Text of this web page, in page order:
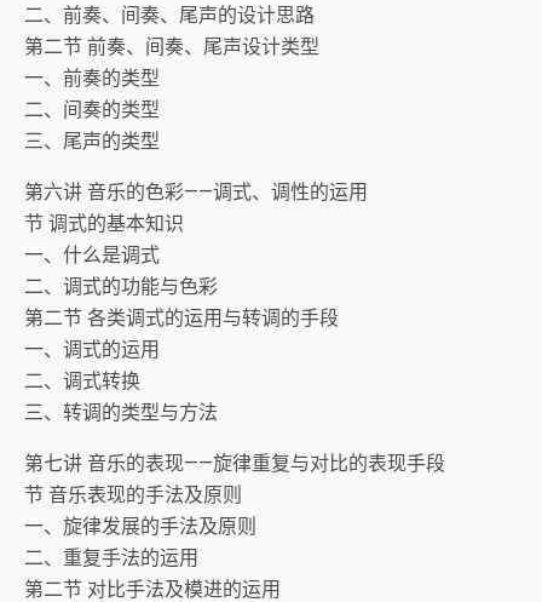
二、前奏、间奏、尾声的设计思路
第二节 前奏、间奏、尾声设计类型
一、前奏的类型
二、间奏的类型
三、尾声的类型
第六讲 音乐的色彩——调式、调性的运用
节 调式的基本知识
一、什么是调式
二、调式的功能与色彩
第二节 各类调式的运用与转调的手段
一、调式的运用
二、调式转换
三、转调的类型与方法
第七讲 音乐的表现——旋律重复与对比的表现手段
节 音乐表现的手法及原则
一、旋律发展的手法及原则
二、重复手法的运用
第二节 对比手法及模进的运用